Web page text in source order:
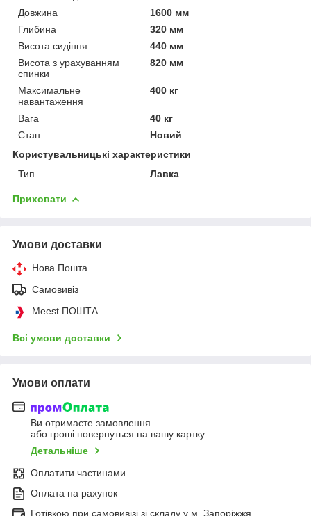
Довжина
1600 мм
Глибина
320 мм
Висота сидіння
440 мм
Висота з урахуванням
спинки
820 мм
Максимальне
навантаження
400 кг
Вага
40 кг
Стан
Новий
Користувальницькі характеристики
Тип
Лавка
Приховати
Умови доставки
Нова Пошта
Самовивіз
Meest ПОШТА
Всі умови доставки
Умови оплати
Ви отримаєте замовлення
або гроші повернуться на вашу картку
Детальніше
Оплатити частинами
Оплата на рахунок
Готівкою при самовивізі зі складу у м. Запоріжжя